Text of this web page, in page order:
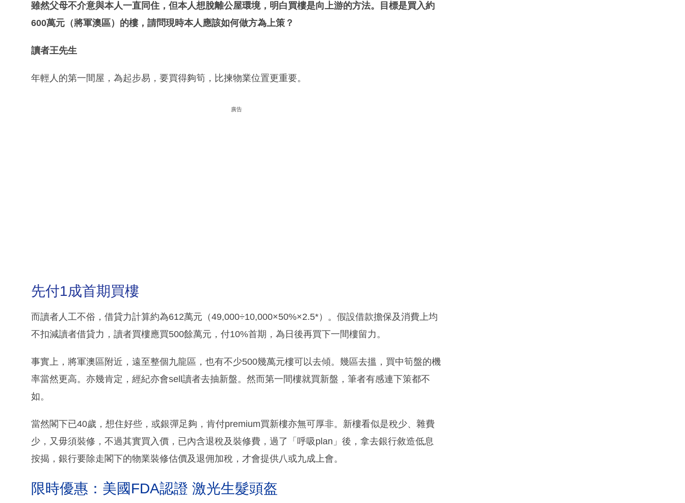
雖然父母不介意與本人一直同住，但本人想脫離公屋環境，明白買樓是向上游的方法。目標是買入約
600萬元（將軍澳區）的樓，請問現時本人應該如何做方為上策？
讀者王先生
年輕人的第一間屋，為起步易，要買得夠筍，比揀物業位置更重要。
廣告
先付1成首期買樓
而讀者人工不俗，借貸力計算約為612萬元（49,000÷10,000×50%×2.5*）。假設借款擔保及消費上均
不扣減讀者借貸力，讀者買樓應買500餘萬元，付10%首期，為日後再買下一間樓留力。
事實上，將軍澳區附近，遠至整個九龍區，也有不少500幾萬元樓可以去傾。幾區去搵，買中筍盤的機
率當然更高。亦幾肯定，經紀亦會sell讀者去抽新盤。然而第一間樓就買新盤，筆者有感連下策都不
如。
當然閣下已40歲，想住好些，或銀彈足夠，肯付premium買新樓亦無可厚非。新樓看似是稅少、雜費
少，又毋須裝修，不過其實買入價，已內含退稅及裝修費，過了「呼吸plan」後，拿去銀行敘造低息
按揭，銀行要除走閣下的物業裝修估價及退佣加稅，才會提供八或九成上會。
限時優惠：美國FDA認證 激光生髮頭盔